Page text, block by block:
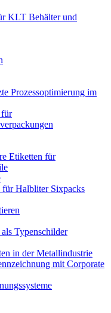
KLT Behälter und
Prozessoptimierung im
für
Etiketten für
Halbliter Sixpacks
Typenschilder
in der Metallindustrie
mit Corporate